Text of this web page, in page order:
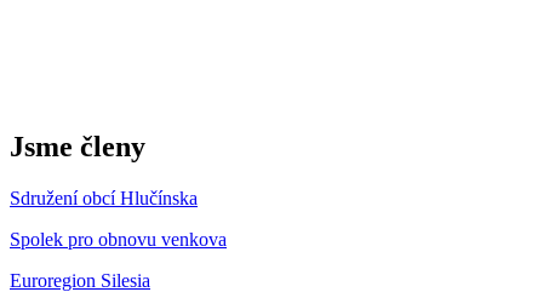
Jsme členy
Sdružení obcí Hlučínska
Spolek pro obnovu venkova
Euroregion Silesia